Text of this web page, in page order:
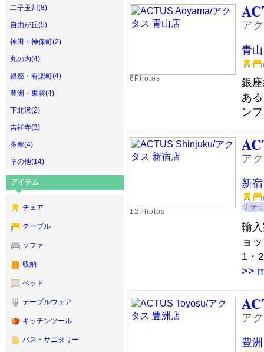
二子玉川(8)
自由が丘(5)
神田・神保町(2)
丸の内(4)
銀座・有楽町(4)
豊洲・東雲(4)
下北沢(2)
吉祥寺(3)
多摩(4)
その他(14)
アイテム
チェア
テーブル
ソファ
収納
ベッド
テーブルウェア
キッチンツール
バス・サニタリー
6Photos
ア
青
銀
あ
ン
12Photos
ア
新宿
ナチ
輸
ョ
1・
>>
ア
豊